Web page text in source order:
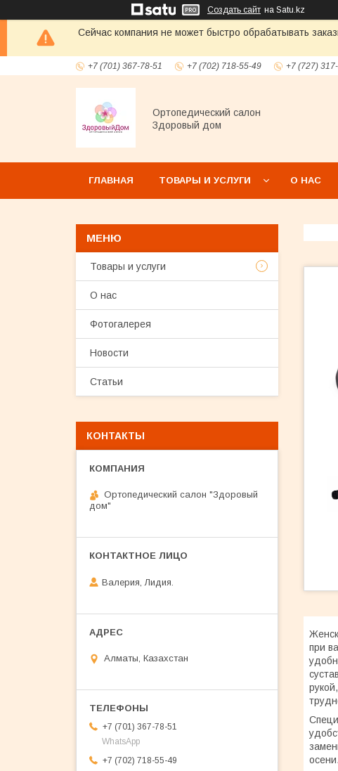
Создать сайт на Satu.kz
Сейчас компания не может быстро обрабатывать
+7 (701) 367-78-51 +7 (702) 718-55-49 +7 (727)
Ортопедический салон
Здоровый дом
ГЛАВНАЯ ТОВАРЫ И УСЛУГИ О НАС
при
осени.
Товары и услуги
О нас
Фотогалерея
Новости
Статьи
КОНТАКТЫ
Ортопедический салон "Здоровый
дом"
Валерия, Лидия.
Алматы, Казахстан
+7 (701) 367-78-51
WhatsApp
+7 (702) 718-55-49